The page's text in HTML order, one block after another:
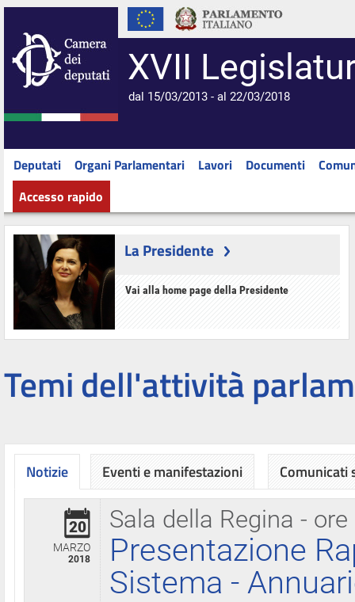
XVII
dal 15/03/2013 - al 22/03/2018
Deputati Organi Parlamentari Lavori Documenti
Accesso rapido
La Presidente
Vai alla home page della Presidente
Temi dell'attività
Notizie
Sala della Regina - ore
20
MARZO
2018
Presentazione
Sistema -
Eventi e manifestazioni Comunicati